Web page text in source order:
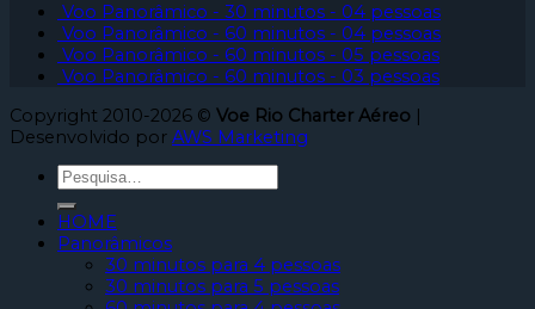
Voo Panorâmico - 30 minutos - 04 pessoas
Voo Panorâmico - 60 minutos - 04 pessoas
Voo Panorâmico - 60 minutos - 05 pessoas
Voo Panorâmico - 60 minutos - 03 pessoas
Copyright 2010-2026 © Voe Rio Charter Aéreo |
Desenvolvido por AWS Marketing
HOME
Panorâmicos
30 minutos para 4 pessoas
30 minutos para 5 pessoas